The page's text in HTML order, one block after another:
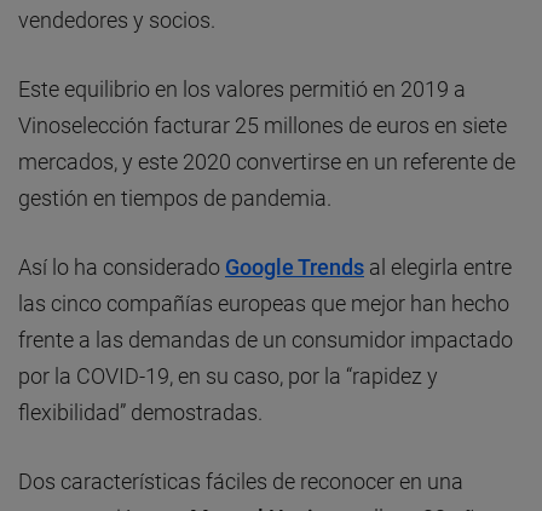
vendedores y socios.
Este equilibrio en los valores permitió en 2019 a
Vinoselección facturar 25 millones de euros en siete
mercados, y este 2020 convertirse en un referente de
gestión en tiempos de pandemia.
Así lo ha considerado Google Trends al elegirla entre
las cinco compañías europeas que mejor han hecho
frente a las demandas de un consumidor impactado
por la COVID-19, en su caso, por la “rapidez y
flexibilidad” demostradas.
Dos características fáciles de reconocer en una